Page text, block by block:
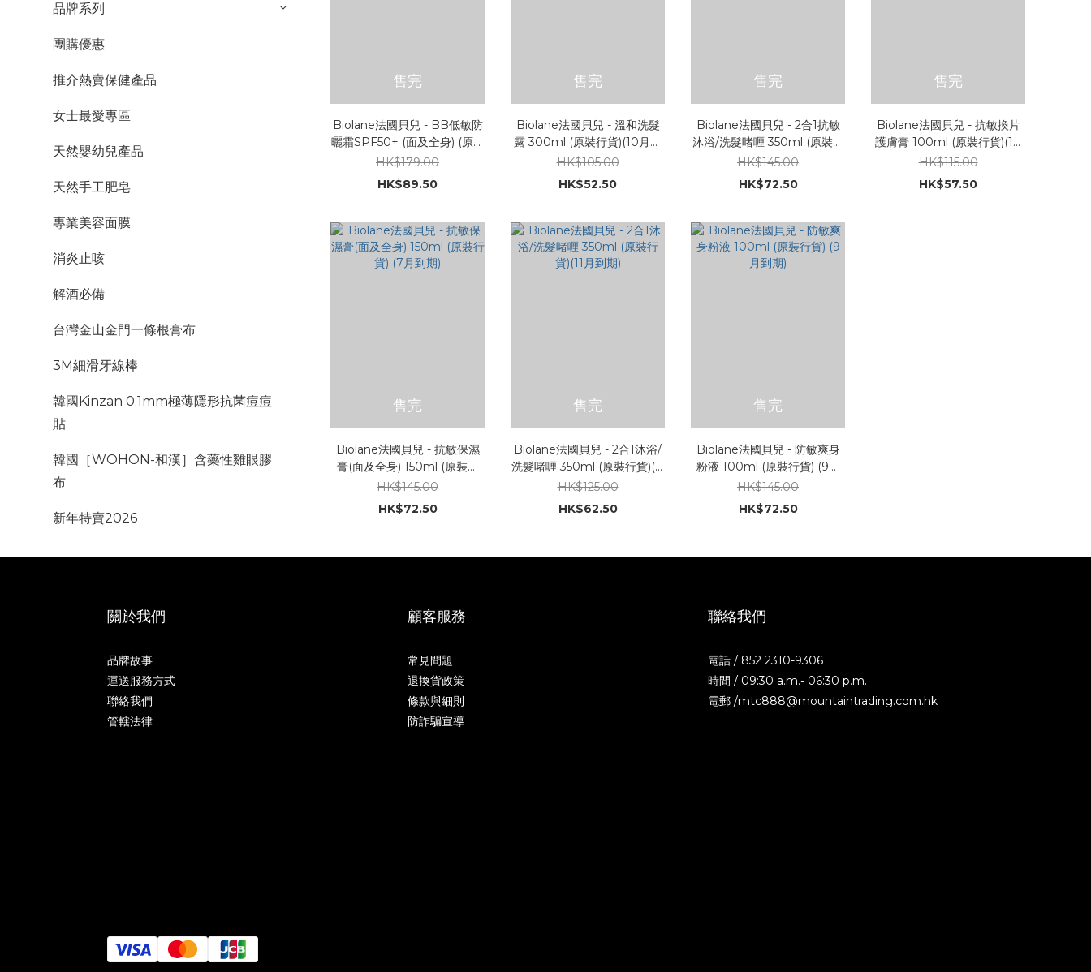
品牌系列
團購優惠
推介熱賣保健產品
女士最愛專區
天然嬰幼兒產品
天然手工肥皂
專業美容面膜
消炎止咳
解酒必備
台灣金山金門一條根膏布
3M細滑牙線棒
韓國Kinzan 0.1mm極薄隱形抗菌痘痘
貼
韓國［WOHON-和漢］含藥性雞眼膠
布
新年特賣2026
售完
Biolane法國貝兒 - BB低敏防
曬霜SPF50+ (面及全身) (原裝
行貨) (6月到期)
HK$179.00
HK$89.50
售完
Biolane法國貝兒 - 溫和洗髮
露 300ml (原裝行貨)(10月到
期)
HK$105.00
HK$52.50
售完
Biolane法國貝兒 - 2合1抗敏
沐浴/洗髮啫喱 350ml (原裝行
貨) (4月到期)
HK$145.00
HK$72.50
售完
Biolane法國貝兒 - 抗敏換片
護膚膏 100ml (原裝行貨)(10
月到期)
HK$115.00
HK$57.50
售完
Biolane法國貝兒 - 抗敏保濕
膏(面及全身) 150ml (原裝行
貨) (7月到期)
HK$145.00
HK$72.50
售完
Biolane法國貝兒 - 2合1沐浴/
洗髮啫喱 350ml (原裝行貨)(11
月到期)
HK$125.00
HK$62.50
售完
Biolane法國貝兒 - 防敏爽身
粉液 100ml (原裝行貨) (9月
到期)
HK$145.00
HK$72.50
關於我們
品牌故事
運送服務方式
聯絡我們
管轄法律
顧客服務
常見問題
退換貨政策
條款與細則
防詐騙宣導
聯絡我們
電話 / 852 2310-9306
時間 / 09:30 a.m.- 06:30 p.m.
電郵 /mtc888@mountaintrading.com.hk